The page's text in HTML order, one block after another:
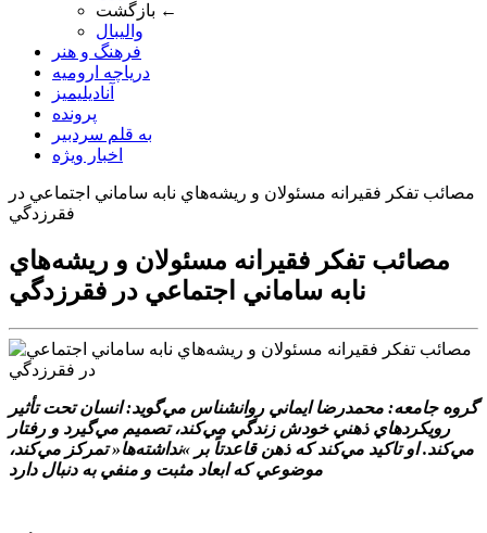
بازگشت ←
والیبال
فرهنگ و هنر
دریاچه ارومیه
آنادیلیمیز
پرونده
به قلم سردبیر
اخبار ویژه
مصائب تفکر فقيرانه مسئولان و ريشه‌هاي نابه ساماني اجتماعي در
فقرزدگي
مصائب تفکر فقيرانه مسئولان و ريشه‌هاي
نابه ساماني اجتماعي در فقرزدگي
گروه جامعه: محمدرضا ايماني روانشناس مي‌گويد: انسان تحت تأثير
رويکرد‌هاي ذهني خودش زندگي مي‌کند، تصميم مي‌گيرد و رفتار
مي‌کند. او تاکيد مي‌کند که ذهن قاعدتاً بر »نداشته‌ها« تمرکز مي‌کند،
موضوعي که ابعاد مثبت و منفي به دنبال دارد